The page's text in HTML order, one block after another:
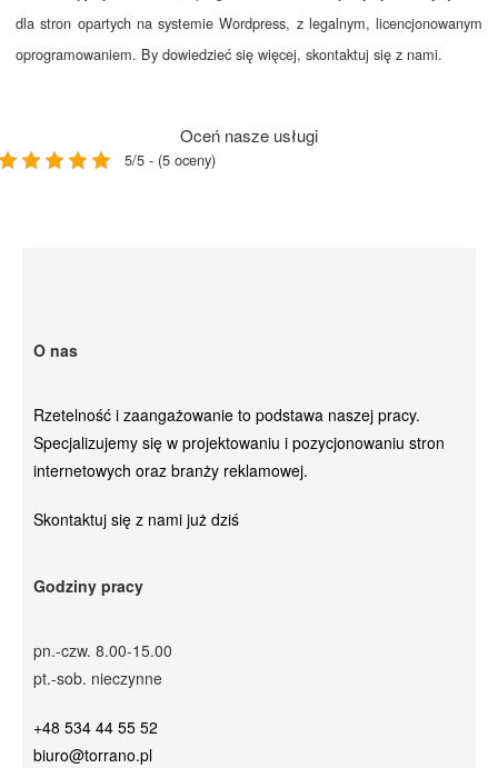
dla stron opartych na systemie Wordpress, z legalnym, licencjonowanym
oprogramowaniem. By dowiedzieć się więcej, skontaktuj się z nami.
Oceń nasze usługi
5/5 - (5 oceny)
O nas
Rzetelność i zaangażowanie to podstawa naszej pracy.
Specjalizujemy się w projektowaniu i pozycjonowaniu stron
internetowych oraz branży reklamowej.
Skontaktuj się z nami już dziś
Godziny pracy
pn.-czw. 8.00-15.00
pt.-sob. nieczynne
+48 534 44 55 52
biuro@torrano.pl